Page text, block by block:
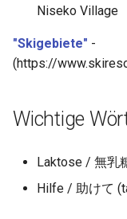
Niseko Village
"Skigebiete" -
(https://
Wichtige
Laktose / 無乳
Hilfe / 助けて